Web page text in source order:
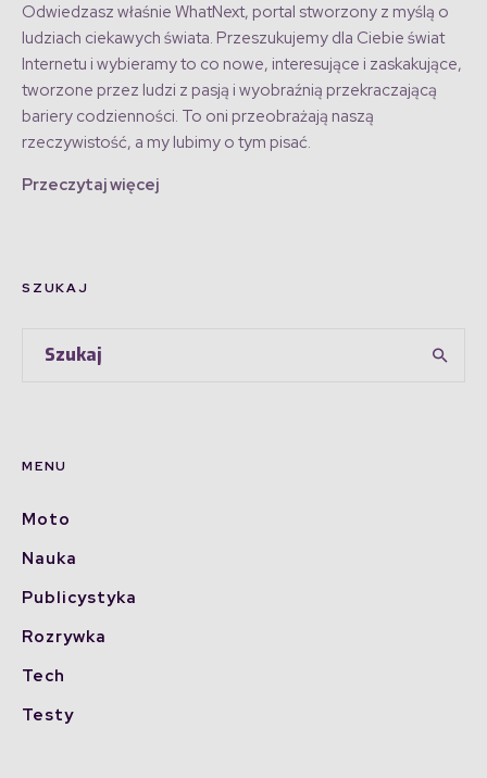
Odwiedzasz właśnie WhatNext, portal stworzony z myślą o
ludziach ciekawych świata. Przeszukujemy dla Ciebie świat
Internetu i wybieramy to co nowe, interesujące i zaskakujące,
tworzone przez ludzi z pasją i wyobraźnią przekraczającą
bariery codzienności. To oni przeobrażają naszą
rzeczywistość, a my lubimy o tym pisać.
Przeczytaj więcej
SZUKAJ
MENU
Moto
Nauka
Publicystyka
Rozrywka
Tech
Testy